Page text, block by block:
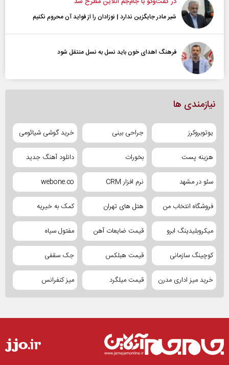
شیر مادر جایگزین ندارد | نوزادان را از فواید آن محروم نکنیم
فرهنگ اهدای خون باید نسل به نسل منتقل شود
نیازمندی ها
یوتوبروکرز جراحی بینی خرید گوشی شیائومی
هزینه پست بخورات دانلود آهنگ جدید
سئو در مشهد نرم افزار CRM webone.co
فروشگاه انتخاب من هتل های تهران کمک به خیریه
میکروبلیدینگ ابرو قیمت ضایعات آهن مفتول سیاه
کوچینگ سازمانی قیمت هبلکس جک سقفی
خرید میز اداری مدرن قیمت میلگرد میز کنفرانس